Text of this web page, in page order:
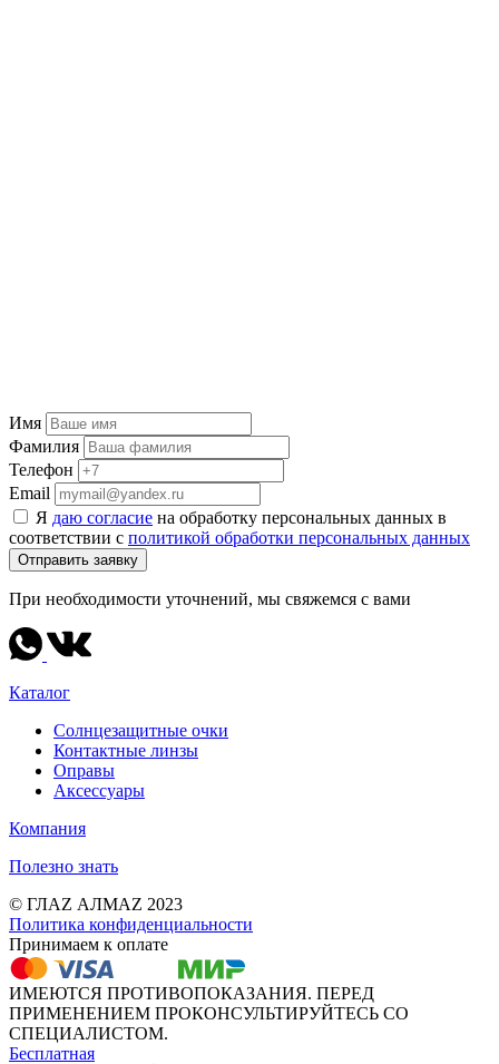
Имя
Фамилия
Телефон
Email
Я даю согласие на обработку персональных данных в
соответствии с политикой обработки персональных данных
Отправить заявку
При необходимости уточнений, мы свяжемся с вами
Каталог
Солнцезащитные очки
Контактные линзы
Оправы
Аксессуары
Компания
Полезно знать
© ГЛАZ АЛМАZ 2023
Политика конфиденциальности
Принимаем к оплате
ИМЕЮТСЯ ПРОТИВОПОКАЗАНИЯ. ПЕРЕД
ПРИМЕНЕНИЕМ ПРОКОНСУЛЬТИРУЙТЕСЬ СО
СПЕЦИАЛИСТОМ.
Бесплатная